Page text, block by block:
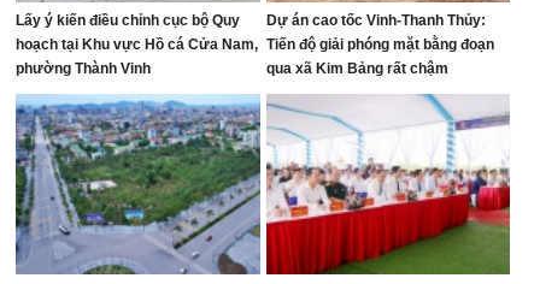
Lấy ý kiến điều chỉnh cục bộ Quy
hoạch tại Khu vực Hồ cá Cửa Nam,
phường Thành Vinh
Dự án cao tốc Vinh-Thanh Thủy:
Tiến độ giải phóng mặt bằng đoạn
qua xã Kim Bảng rất chậm